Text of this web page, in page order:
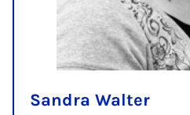
Sandra Walter